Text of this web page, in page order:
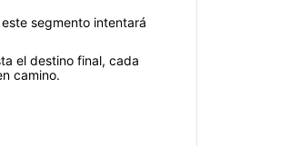
segmento intentará
el destino final, cada
camino.